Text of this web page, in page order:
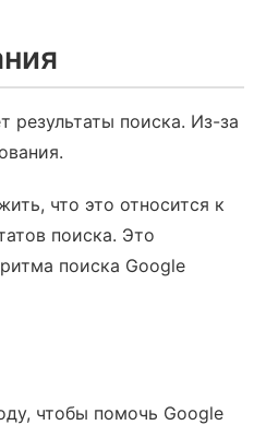
результаты поиска. Из-за
что это относится к
поиска. Это
поиска Google
чтобы помочь Google